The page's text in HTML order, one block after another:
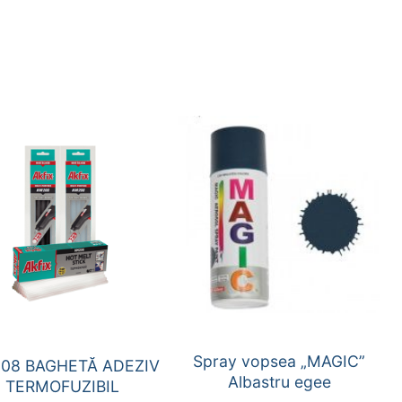
BAGHETĂ ADEZIV
TERMOFUZIBIL
Spray vopsea „MAGIC”
Albastru egee